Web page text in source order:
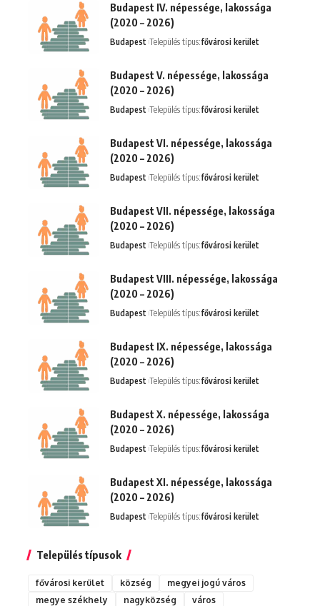
Budapest IV. népessége, lakossága
(2020 – 2026)
Budapest Település típus:fővárosi kerület
Budapest V. népessége, lakossága
(2020 – 2026)
Budapest Település típus:fővárosi kerület
Budapest VI. népessége, lakossága
(2020 – 2026)
Budapest Település típus:fővárosi kerület
Budapest VII. népessége, lakossága
(2020 – 2026)
Budapest Település típus:fővárosi kerület
Budapest VIII. népessége, lakossága
(2020 – 2026)
Budapest Település típus:fővárosi kerület
Budapest IX. népessége, lakossága
(2020 – 2026)
Budapest Település típus:fővárosi kerület
Budapest X. népessége, lakossága
(2020 – 2026)
Budapest Település típus:fővárosi kerület
Budapest XI. népessége, lakossága
(2020 – 2026)
Budapest Település típus:fővárosi kerület
Település típusok
fővárosi kerület község
megyei jogú város
megye székhely
nagyközség város